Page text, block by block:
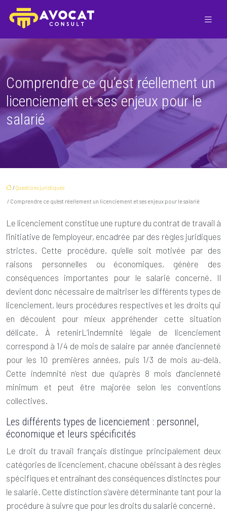
Comprendre ce qu’est réellement un
licenciement et ses enjeux pour le
salarié
/Questions juridiques
/ Comprendre ce qu’est réellement un licenciement et ses enjeux pour le salarié
Le licenciement constitue une rupture du contrat de travail à
l’initiative de l’employeur, encadrée par des règles juridiques
strictes. Cette procédure, qu’elle soit motivée par des
raisons personnelles ou économiques, génère des
conséquences importantes pour le salarié concerné. Il
devient donc nécessaire de maîtriser les différents types de
licenciement, leurs procédures respectives et les droits qui
en découlent pour mieux appréhender cette situation
délicate. À retenirL’indemnité légale de licenciement
correspond à 1/4 de mois de salaire par année d’ancienneté
pour les 10 premières années, puis 1/3 de mois au-delà.
Cette indemnité n’est due qu’après 8 mois d’ancienneté
minimum et peut être majorée selon les conventions
collectives.
Les différents types de licenciement : personnel,
économique et leurs spécificités
Le droit du travail français distingue principalement deux
catégories de licenciement, chacune obéissant à des règles
spécifiques et entraînant des conséquences distinctes pour
le salarié. Cette distinction s’avère déterminante tant pour la
procédure à suivre que pour les droits du salarié concerné.